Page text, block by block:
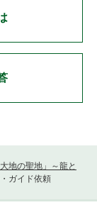
地の聖地」～龍と
ガイド依頼